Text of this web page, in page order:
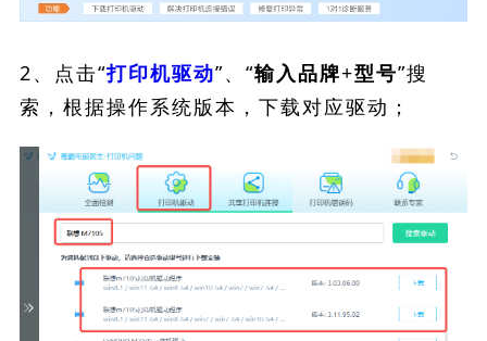
2、点击“打印机驱动”、“输入品牌+型号”搜
索，根据操作系统版本，下载对应驱动；